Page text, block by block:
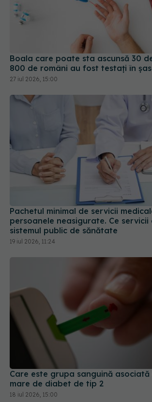
Boala care poate sta ascunsă 30
800 de români au fost testați în
27 iul 2026, 15:00
Pachetul minimal de servicii
persoanele neasigurate. Ce
sistemul public de sănătate
19 iul 2026, 11:24
Care este grupa sanguină asociată
mare de diabet de tip 2
18 iul 2026, 15:00